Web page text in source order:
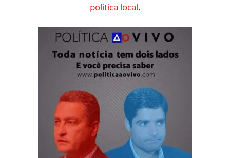
política local.